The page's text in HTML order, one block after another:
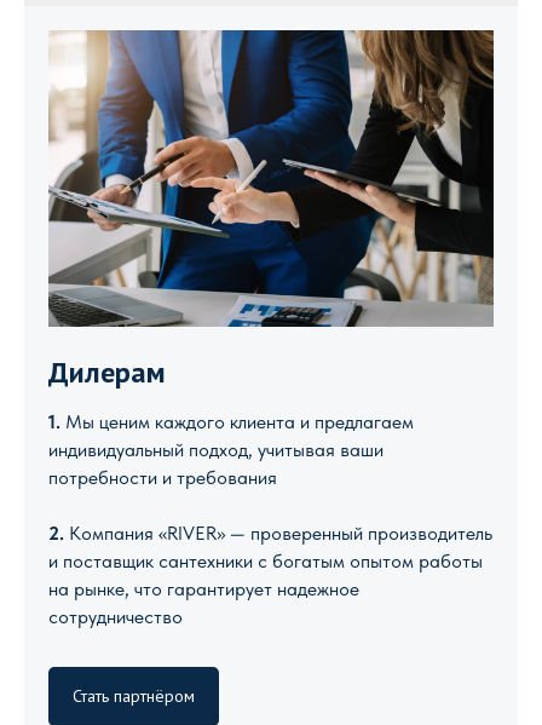
Дилерам
1. Мы ценим каждого клиента и предлагаем
индивидуальный подход, учитывая ваши
потребности и требования
2. Компания «RIVER» — проверенный производитель
и поставщик сантехники с богатым опытом работы
на рынке, что гарантирует надежное
сотрудничество
Стать партнёром